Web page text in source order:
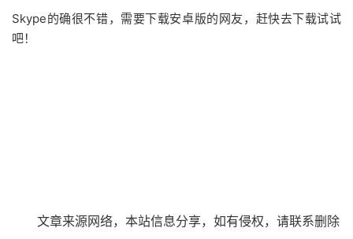
Skype的确很不错，需要下载安卓版的网友，赶快去下载试试
吧！
文章来源网络，本站信息分享，如有侵权，请联系删除